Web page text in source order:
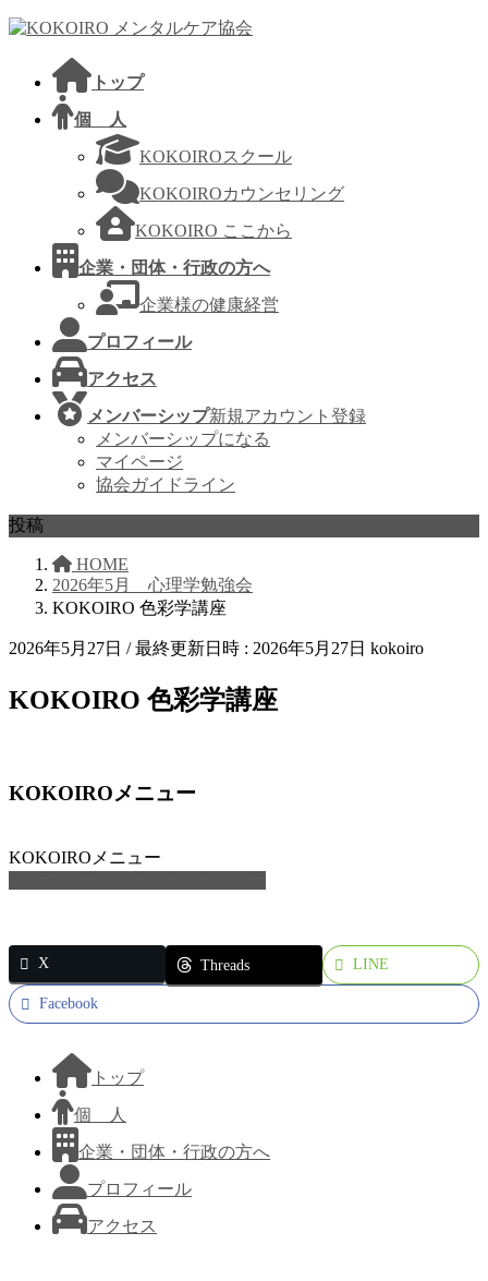
コ
ナ
トップ
個 人
KOKOIROスクール
KOKOIROカウンセリング
KOKOIRO ここから
企業・団体・行政の方へ
企業様の健康経営
プロフィール
アクセス
メンバーシップ新規アカウント登録
メンバーシップになる
マイページ
協会ガイドライン
投稿
HOME
2026年5月 心理学勉強会
KOKOIRO 色彩学講座
2026年5月27日 / 最終更新日時 : 2026年5月27日 kokoiro
KOKOIRO 色彩学講座
KOKOIROメニュー
KOKOIROメニュー
Facebook
X Threads LINE
トップ
個 人
企業・団体・行政の方へ
プロフィール
アクセス